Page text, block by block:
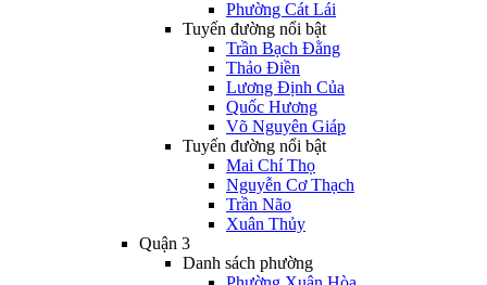
Phường Cát Lái
Tuyến đường nổi bật
Trần Bạch Đằng
Thảo Điền
Lương Định Của
Quốc Hương
Võ Nguyên Giáp
Tuyến đường nổi bật
Mai Chí Thọ
Nguyễn Cơ Thạch
Trần Não
Xuân Thủy
Quận 3
Danh sách phường